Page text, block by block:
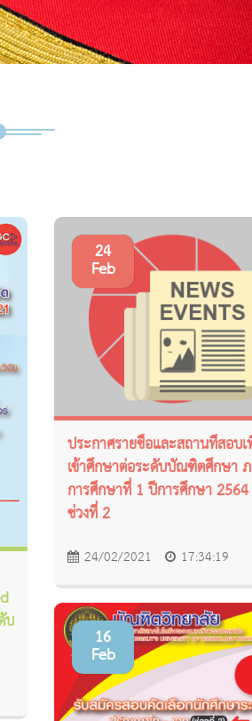
บ
24
Feb
ประกาศรายชื่อและสถานที่สอบ
เข้าศึกษาต่อระดับบัณฑิตศึกษา
การศึกษาที่ 1 ปีการศึกษา 2564
ช่วงที่ 2
24/02/2021 17:34:19
16
Feb